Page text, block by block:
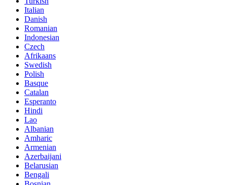
Italian
Danish
Romanian
Indonesian
Czech
Afrikaans
Swedish
Polish
Basque
Catalan
Esperanto
Hindi
Lao
Albanian
Amharic
Armenian
Azerbaijani
Belarusian
Bengali